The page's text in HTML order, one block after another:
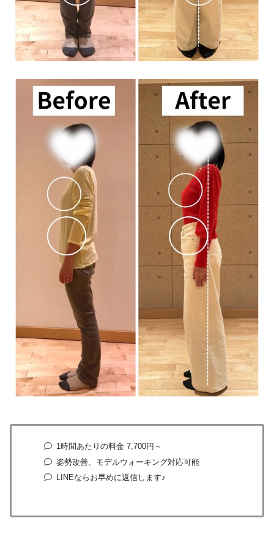
1時間あたりの料金 7,700円～
姿勢改善、モデルウォーキング対応可能
LINEならお早めに返信します♪